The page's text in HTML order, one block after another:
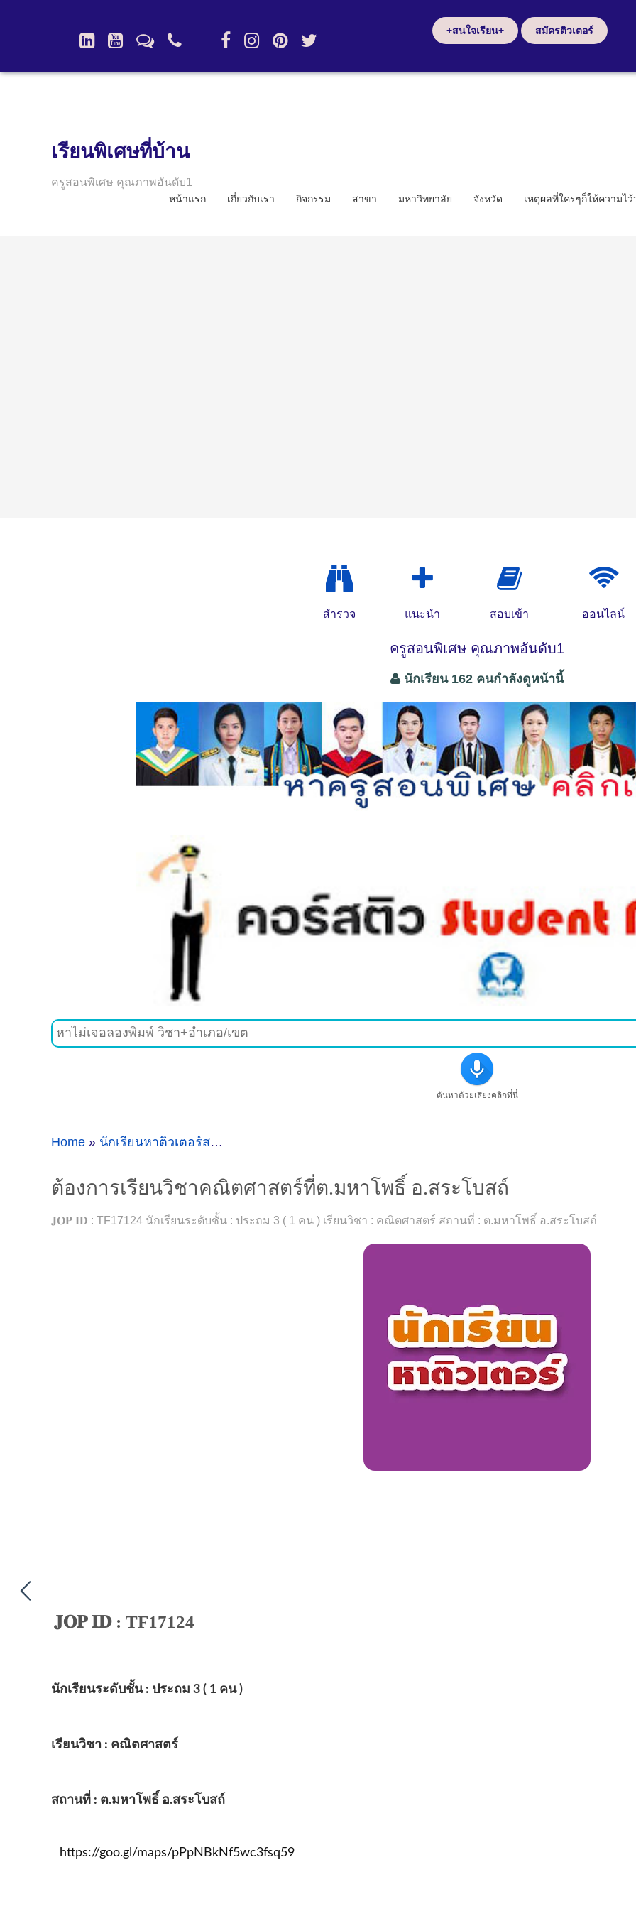
+สนใจเรียน+ สมัครติวเตอร์
เรียนพิเศษที่บ้าน
ครูสอนพิเศษ คุณภาพอันดับ1
หน้าแรก เกี่ยวกับเรา กิจกรรม สาขา มหาวิทยาลัย จังหวัด เหตุผลที่ใครๆก็ให้ความไว้
สำรวจ แนะนำ สอบเข้า ออนไลน์
ครูสอนพิเศษ คุณภาพอันดับ1
นักเรียน 162 คนกำลังดูหน้านี้
ค้นหาด้วยเสียงคลิกที่นี่
Home » นักเรียนหาติวเตอร์สอนพิเศษ
ต้องการเรียนวิชาคณิตศาสตร์ที่ต.มหาโพธิ์ อ.สระโบสถ์
𝐉𝐎𝐏 𝐈𝐃 : TF17124 นักเรียนระดับชั้น : ประถม 3 ( 1 คน ) เรียนวิชา : คณิตศาสตร์ สถานที่ : ต.มหาโพธิ์ อ.สระโบสถ์
𝐉𝐎𝐏 𝐈𝐃 : TF17124
นักเรียนระดับชั้น : ประถม 3 ( 1 คน )
เรียนวิชา : คณิตศาสตร์
สถานที่ : ต.มหาโพธิ์ อ.สระโบสถ์
https://goo.gl/maps/pPpNBkNf5wc3fsq59